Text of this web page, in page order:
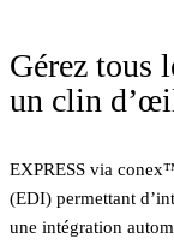
Gérez tous
un clin
EXPRESS via
(EDI) permettant
une intégration